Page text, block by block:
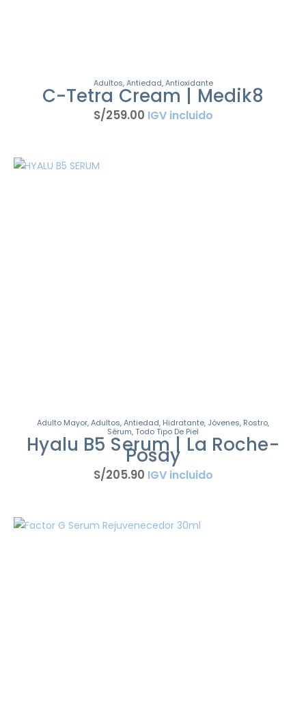
Adultos,Antiedad,Antioxidante
C-Tetra Cream | Medik8
S/259.00 IGV incluido
Adulto Mayor,Adultos,Antiedad, Hidratante, Jóvenes, Rostro,
Sérum,Todo Tipo De Piel
Hyalu B5 Serum | La Roche-
Posay
S/205.90 IGV incluido